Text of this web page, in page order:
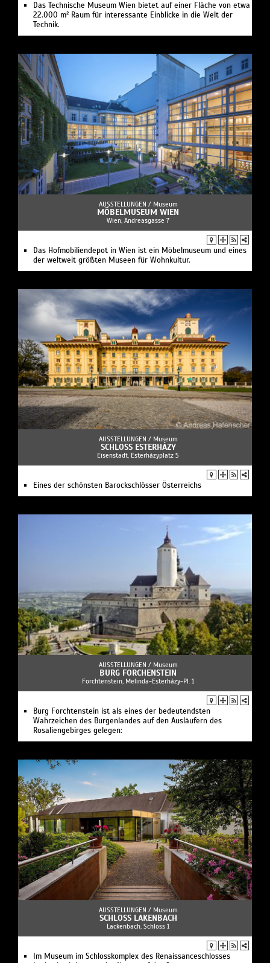
Das Technische Museum Wien bietet auf einer Fläche von etwa
22.000 m² Raum für interessante Einblicke in die Welt der
Technik.
AUSSTELLUNGEN / Museum
MÖBELMUSEUM WIEN
Wien, Andreasgasse 7
Das Hofmobiliendepot in Wien ist ein Möbelmuseum und eines
der weltweit größten Museen für Wohnkultur.
AUSSTELLUNGEN / Museum
SCHLOSS ESTERHÁZY
Eisenstadt, Esterházyplatz 5
Eines der schönsten Barockschlösser Österreichs
AUSSTELLUNGEN / Museum
BURG FORCHENSTEIN
Forchtenstein, Melinda-Esterházy-Pl. 1
Burg Forchtenstein ist als eines der bedeutendsten
Wahrzeichen des Burgenlandes auf den Ausläufern des
Rosaliengebirges gelegen:
AUSSTELLUNGEN / Museum
SCHLOSS LAKENBACH
Lackenbach, Schloss 1
Im Museum im Schlosskomplex des Renaissanceschlosses